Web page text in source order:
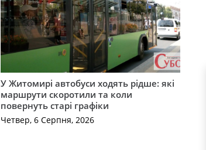
У Житомирі автобуси ходять рідше: які
маршрути скоротили та коли
повернуть старі графіки
Четвер, 6 Серпня, 2026